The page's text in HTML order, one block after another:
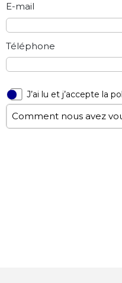
E-mail
Téléphone
J’ai lu et j’accepte la